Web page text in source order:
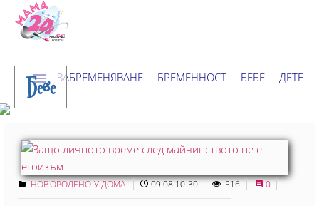
ЗАБРЕМЕНЯВАНЕ БРЕМЕННОСТ БЕБЕ ДЕТЕ
ДОМ
Бебе
НОВОРОДЕНО У ДОМА 09.08 10:30 516 0